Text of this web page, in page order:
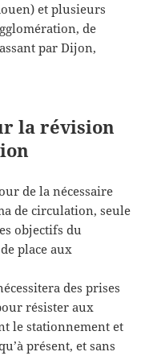
et plusieurs
de
par Dijon,
la révision
de la nécessaire
de circulation, seule
objectifs du
place aux
des prises
résister aux
le stationnement et
présent, et sans